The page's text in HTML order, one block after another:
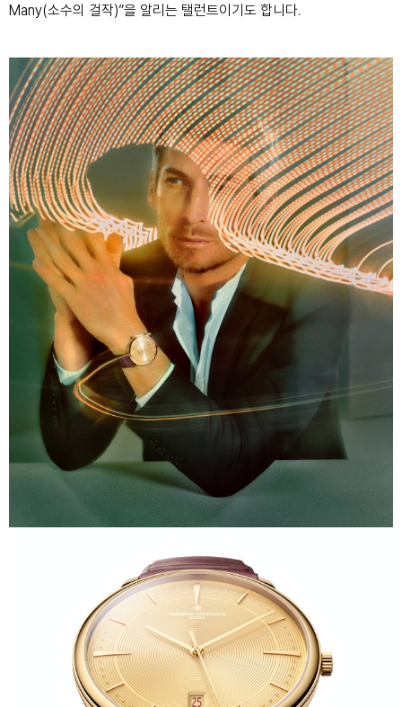
Many(소수의 걸작)”을 알리는 탤런트이기도 합니다.